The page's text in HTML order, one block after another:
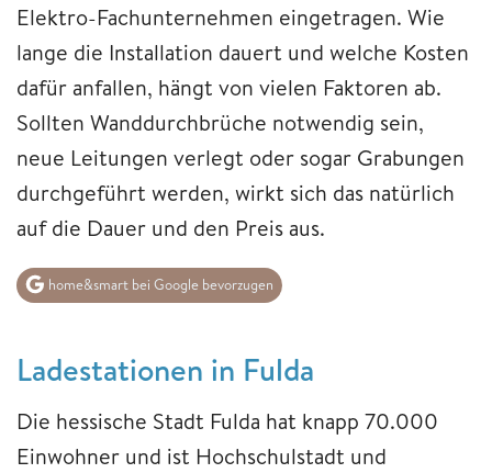
Elektro-Fachunternehmen eingetragen. Wie
lange die Installation dauert und welche Kosten
dafür anfallen, hängt von vielen Faktoren ab.
Sollten Wanddurchbrüche notwendig sein,
neue Leitungen verlegt oder sogar Grabungen
durchgeführt werden, wirkt sich das natürlich
auf die Dauer und den Preis aus.
home&smart bei Google bevorzugen
Ladestationen in Fulda
Die hessische Stadt Fulda hat knapp 70.000
Einwohner und ist Hochschulstadt und